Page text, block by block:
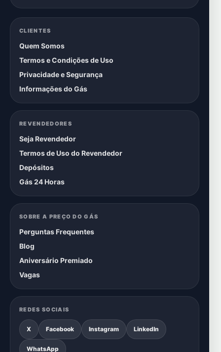
CLIENTES
Quem Somos
Termos e Condições de Uso
Privacidade e Segurança
Informações do Gás
REVENDEDORES
Seja Revendedor
Termos de Uso do Revendedor
Depósitos
Gás 24 Horas
SOBRE A PREÇO DO GÁS
Perguntas Frequentes
Blog
Aniversário Premiado
Vagas
REDES SOCIAIS
X Facebook Instagram LinkedIn
WhatsApp